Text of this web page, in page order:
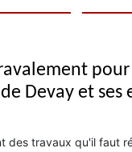
pour
Devay et ses
des travaux qu'il faut